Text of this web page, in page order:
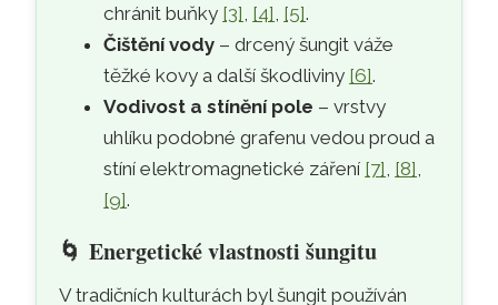
chránit buňky [3], [4], [5].
Čištění vody – drcený šungit váže
těžké kovy a další škodliviny [6].
Vodivost a stínění pole – vrstvy
uhlíku podobné grafenu vedou proud a
stíní elektromagnetické záření [7], [8],
[9].
🌀Energetické vlastnosti šungitu
V tradičních kulturách byl šungit používán